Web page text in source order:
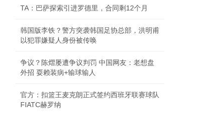
TA：巴萨探索引进罗德里，合同剩12个月
韩国版李铁？警方突袭韩国足协总部，洪明甫
以犯罪嫌疑人身份被传唤
争议？陈熠屡遭争议判罚 中国网友：老想盘
外招 耍赖装病+输球输人
官方：扣篮王麦克朗正式签约西班牙联赛球队
FIATC赫罗纳